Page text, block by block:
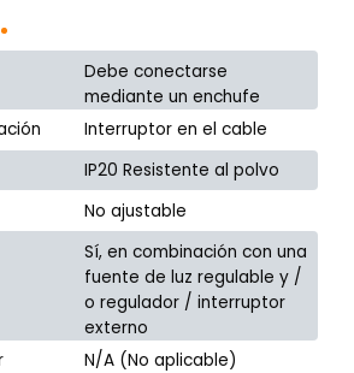
Debe conectarse
mediante un enchufe
Interruptor en el cable
IP20 Resistente al polvo
No ajustable
Sí, en combinación con una
fuente de luz regulable y /
o regulador / interruptor
externo
N/A (No aplicable)